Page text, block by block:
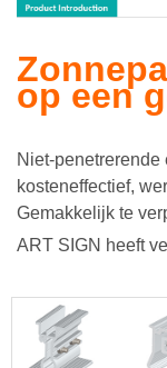
op een
Niet-
kosteneffectief,
Gemakkelijk te
ART SIGN heeft